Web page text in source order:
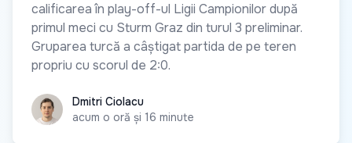
calificarea în play-off-ul Ligii Campionilor după
primul meci cu Sturm Graz din turul 3 preliminar.
Gruparea turcă a câștigat partida de pe teren
propriu cu scorul de 2:0.
Dmitri Ciolacu
Dmitri Ciolacu
acum o oră și 16 minute